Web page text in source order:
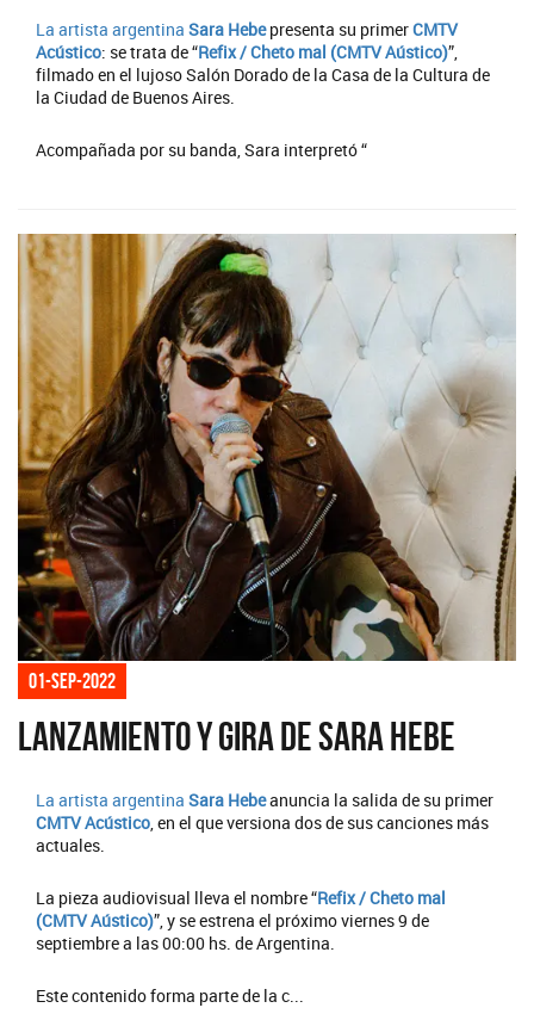
La artista argentina Sara Hebepresenta su primerCMTV
Acústico: se trata de “Refix / Cheto mal (CMTV Aústico)”,
filmado en el lujoso Salón Dorado de la Casa de la Cultura de
la Ciudad de Buenos Aires.
Acompañada por su banda, Sara interpretó “
01-sep-2022
Lanzamiento y gira de Sara Hebe
La artista argentina Sara Hebeanuncia la salida de su primer
CMTV Acústico , en el que versiona dos de sus canciones más
actuales.
La pieza audiovisual lleva el nombre “Refix / Cheto mal
(CMTV Aústico)”, y se estrena el próximo viernes 9 de
septiembre a las 00:00 hs. de Argentina.
Este contenido forma parte de la c...